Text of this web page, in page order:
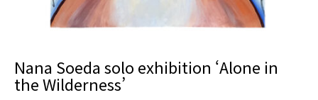
Nana Soeda solo exhibition ‘Alone in
the Wilderness’